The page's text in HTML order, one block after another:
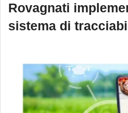
Rovagnati
sistema di